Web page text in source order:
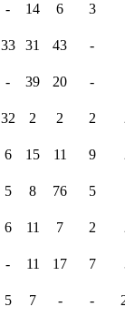
- 14 6 3
33 31 43 -
- 39 20 -
32 2 2 2
6 15 11 9
5 8 76 5
6 11 7 2
- 11 17 7
5 7 - -